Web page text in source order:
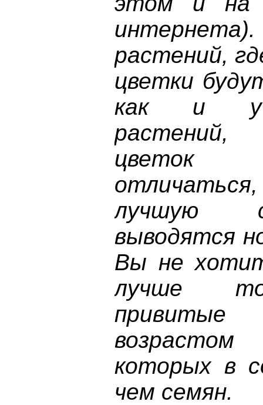
растений,
цветки
как и у
цветок
лучшую
выводятся
Вы не
лучше
которых в
чем семян.